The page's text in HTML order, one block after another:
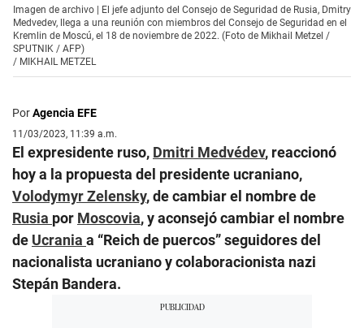
Imagen de archivo | El jefe adjunto del Consejo de Seguridad de Rusia, Dmitry
Medvedev, llega a una reunión con miembros del Consejo de Seguridad en el
Kremlin de Moscú, el 18 de noviembre de 2022. (Foto de Mikhail Metzel /
SPUTNIK / AFP)
/ MIKHAIL METZEL
PorAgencia EFE
11/03/2023, 11:39 a.m.
El expresidente ruso, Dmitri Medvédev, reaccionó
hoy a la propuesta del presidente ucraniano,
Volodymyr Zelensky, de cambiar el nombre de
Rusia por Moscovia, y aconsejó cambiar el nombre
de Ucrania a “Reich de puercos” seguidores del
nacionalista ucraniano y colaboracionista nazi
Stepán Bandera.